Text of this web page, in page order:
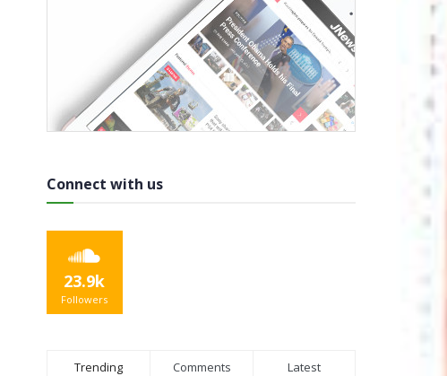
Connect with us
23.9k
Followers
Trending Comments Latest